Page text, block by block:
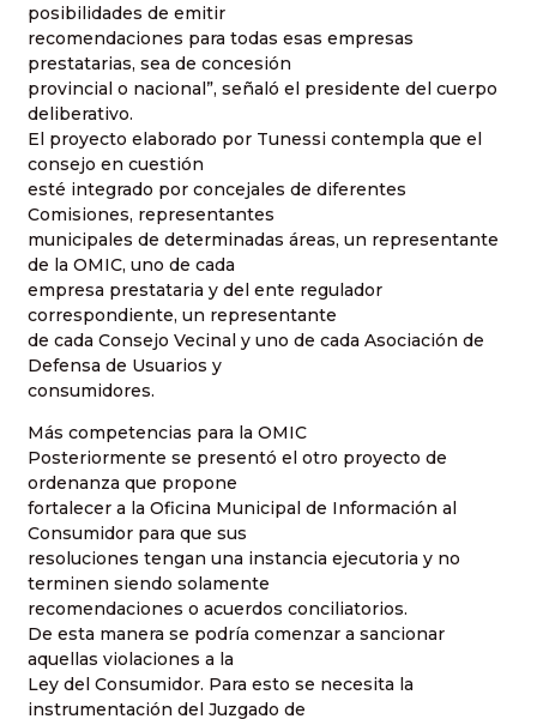
posibilidades de emitir
recomendaciones para todas esas empresas
prestatarias, sea de concesión
provincial o nacional”, señaló el presidente del cuerpo
deliberativo.
El proyecto elaborado por Tunessi contempla que el
consejo en cuestión
esté integrado por concejales de diferentes
Comisiones, representantes
municipales de determinadas áreas, un representante
de la OMIC, uno de cada
empresa prestataria y del ente regulador
correspondiente, un representante
de cada Consejo Vecinal y uno de cada Asociación de
Defensa de Usuarios y
consumidores.
Más competencias para la OMIC
Posteriormente se presentó el otro proyecto de
ordenanza que propone
fortalecer a la Oficina Municipal de Información al
Consumidor para que sus
resoluciones tengan una instancia ejecutoria y no
terminen siendo solamente
recomendaciones o acuerdos conciliatorios.
De esta manera se podría comenzar a sancionar
aquellas violaciones a la
Ley del Consumidor. Para esto se necesita la
instrumentación del Juzgado de